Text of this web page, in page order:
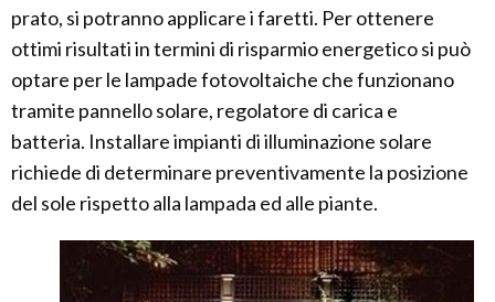
prato, si potranno applicare i faretti. Per ottenere
ottimi risultati in termini di risparmio energetico si può
optare per le lampade fotovoltaiche che funzionano
tramite pannello solare, regolatore di carica e
batteria. Installare impianti di illuminazione solare
richiede di determinare preventivamente la posizione
del sole rispetto alla lampada ed alle piante.